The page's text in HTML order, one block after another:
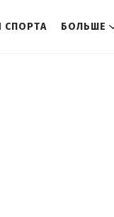
СПОРТА БОЛЬШЕ